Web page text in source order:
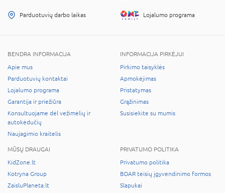
Parduotuvių darbo laikas Lojalumo programa
BENDRA INFORMACIJA
Apie mus
Parduotuvių kontaktai
Lojalumo programa
Garantija ir priežiūra
Konsultuojame dėl vežimėlių ir
autokėdučių
Naujagimio kraitelis
INFORMACIJA PIRKĖJUI
Pirkimo taisyklės
Apmokėjimas
Pristatymas
Grąžinimas
Susisiekite su mumis
MŪSŲ DRAUGAI
KidZone.lt
Kotryna Group
ZaisluPlaneta.lt
PRIVATUMO POLITIKA
Privatumo politika
BDAR teisių įgyvendinimo formos
Slapukai